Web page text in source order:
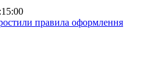
правила оформлення